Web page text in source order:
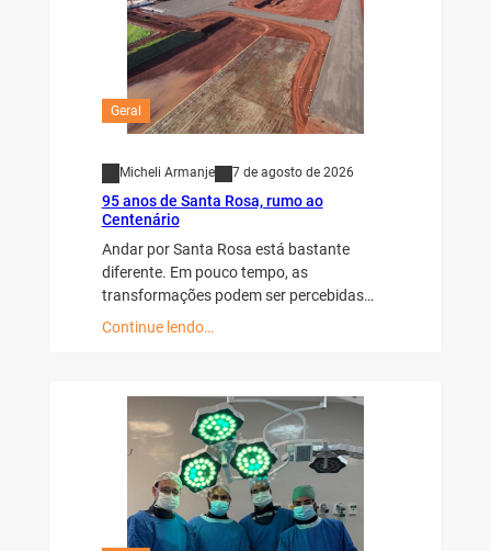
Geral
Micheli Armanje 7 de agosto de 2026
95 anos de Santa Rosa, rumo ao
Centenário
Andar por Santa Rosa está bastante
diferente. Em pouco tempo, as
transformações podem ser percebidas…
Continue lendo…